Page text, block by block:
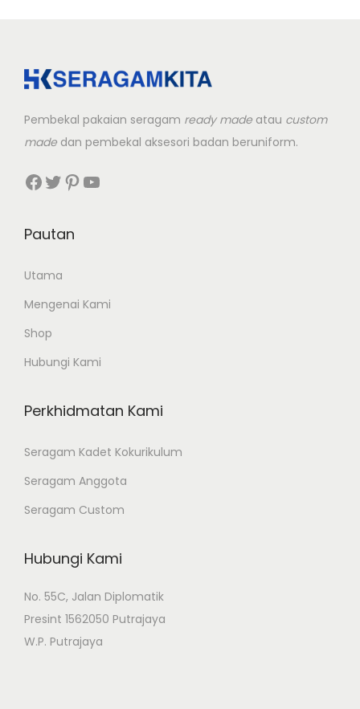
Pembekal pakaian seragam ready made atau custom
made dan pembekal aksesori badan beruniform.
Facebook Twitter Pinterest YouTube
Pautan
Utama
Mengenai Kami
Shop
Hubungi Kami
Perkhidmatan Kami
Seragam Kadet Kokurikulum
Seragam Anggota
Seragam Custom
Hubungi Kami
No. 55C, Jalan Diplomatik
Presint 1562050 Putrajaya
W.P. Putrajaya